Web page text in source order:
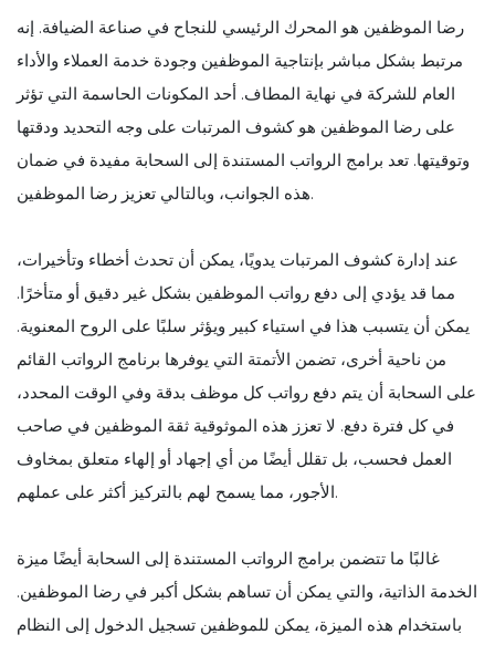
رضا الموظفين هو المحرك الرئيسي للنجاح في صناعة الضيافة. إنه
مرتبط بشكل مباشر بإنتاجية الموظفين وجودة خدمة العملاء والأداء
العام للشركة في نهاية المطاف. أحد المكونات الحاسمة التي تؤثر
على رضا الموظفين هو كشوف المرتبات على وجه التحديد ودقتها
وتوقيتها. تعد برامج الرواتب المستندة إلى السحابة مفيدة في ضمان
هذه الجوانب، وبالتالي تعزيز رضا الموظفين.
عند إدارة كشوف المرتبات يدويًا، يمكن أن تحدث أخطاء وتأخيرات،
مما قد يؤدي إلى دفع رواتب الموظفين بشكل غير دقيق أو متأخرًا.
يمكن أن يتسبب هذا في استياء كبير ويؤثر سلبًا على الروح المعنوية.
من ناحية أخرى، تضمن الأتمتة التي يوفرها برنامج الرواتب القائم
على السحابة أن يتم دفع رواتب كل موظف بدقة وفي الوقت المحدد،
في كل فترة دفع. لا تعزز هذه الموثوقية ثقة الموظفين في صاحب
العمل فحسب، بل تقلل أيضًا من أي إجهاد أو إلهاء متعلق بمخاوف
الأجور، مما يسمح لهم بالتركيز أكثر على عملهم.
غالبًا ما تتضمن برامج الرواتب المستندة إلى السحابة أيضًا ميزة
الخدمة الذاتية، والتي يمكن أن تساهم بشكل أكبر في رضا الموظفين.
باستخدام هذه الميزة، يمكن للموظفين تسجيل الدخول إلى النظام